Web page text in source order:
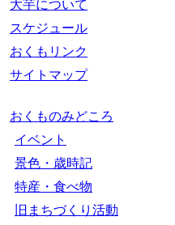
大芋について
スケジュール
おくもリンク
サイトマップ
おくものみどころ
イベント
景色・歳時記
特産・食べ物
旧まちづくり活動